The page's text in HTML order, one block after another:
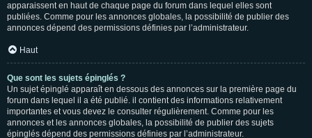
apparaissent en haut de chaque page du forum dans lequel elles sont
publiées. Comme pour les annonces globales, la possibilité de publier des
annonces dépend des permissions définies par l’administrateur.
Haut
Que sont les sujets épinglés ?
Un sujet épinglé apparaît en dessous des annonces sur la première page du
forum dans lequel il a été publié. il contient des informations relativement
importantes et vous devez le consulter régulièrement. Comme pour les
annonces et les annonces globales, la possibilité de publier des sujets
épinglés dépend des permissions définies par l’administrateur.